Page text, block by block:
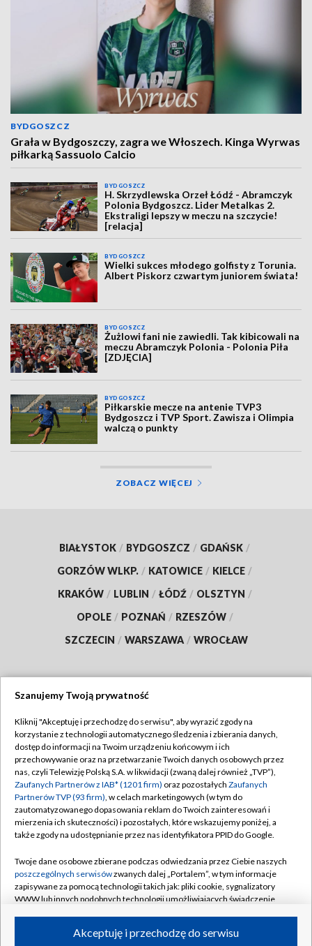
BYDGOSZCZ
Grała w Bydgoszczy, zagra we Włoszech. Kinga Wyrwas
piłkarką Sassuolo Calcio
BYDGOSZCZ
H. Skrzydlewska Orzeł Łódź - Abramczyk
Polonia Bydgoszcz. Lider Metalkas 2.
Ekstraligi lepszy w meczu na szczycie!
[relacja]
BYDGOSZCZ
Wielki sukces młodego golfisty z Torunia.
Albert Piskorz czwartym juniorem świata!
BYDGOSZCZ
Żużlowi fani nie zawiedli. Tak kibicowali na
meczu Abramczyk Polonia - Polonia Piła
[ZDJĘCIA]
BYDGOSZCZ
Piłkarskie mecze na antenie TVP3
Bydgoszcz i TVP Sport. Zawisza i Olimpia
walczą o punkty
ZOBACZ WIĘCEJ
BIAŁYSTOK / BYDGOSZCZ / GDAŃSK /
GORZÓW WLKP. / KATOWICE / KIELCE /
KRAKÓW / LUBLIN / ŁÓDŹ / OLSZTYN /
OPOLE / POZNAŃ / RZESZÓW /
SZCZECIN / WARSZAWA / WROCŁAW
TVP
Abonament TVP
Emisja w TVP
Centrum informacji TVP
Naziemna Telewizja Cyfrowa
Rada Programowa
System NOS
Informacje o nadawcy
Program dla prasy
Regulamin TVP
Polityka prywatności
Moje zgody
Pomoc
Kontakt
Kanały
Szanujemy Twoją prywatność
Kliknij "Akceptuję i przechodzę do serwisu", aby wyrazić zgody na
korzystanie z technologii automatycznego śledzenia i zbierania danych,
dostęp do informacji na Twoim urządzeniu końcowym i ich
przechowywanie oraz na przetwarzanie Twoich danych osobowych przez
nas, czyli Telewizję Polską S.A. w likwidacji (zwaną dalej również „TVP”),
Zaufanych Partnerów z IAB* (1201 firm) oraz pozostałych Zaufanych
Partnerów TVP (93 firm), w celach marketingowych (w tym do
zautomatyzowanego dopasowania reklam do Twoich zainteresowań i
mierzenia ich skuteczności) i pozostałych, które wskazujemy poniżej, a
także zgody na udostępnianie przez nas identyfikatora PPID do Google.
Twoje dane osobowe zbierane podczas odwiedzania przez Ciebie naszych
poszczególnych serwisówzwanych dalej „Portalem”, w tym informacje
zapisywane za pomocą technologii takich jak: pliki cookie, sygnalizatory
WWW lub innych podobnych technologii umożliwiających świadczenie
ruchu w Internecie.Akceptuję i przechodzę do serwisu